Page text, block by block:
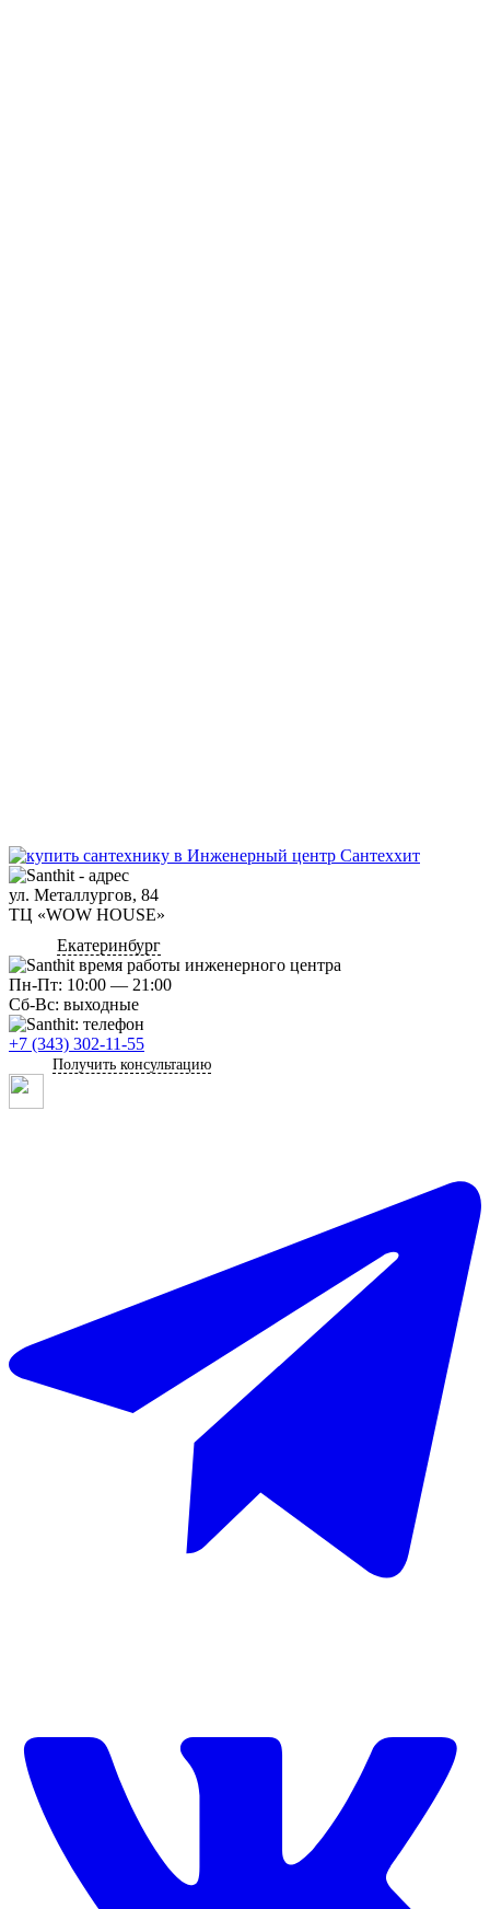
ул. Металлургов, 84
ТЦ «WOW HOUSE»
Екатеринбург
Пн-Пт: 10:00 — 21:00
Сб-Вс: выходные
+7 (343) 302-11-55
Получить консультацию